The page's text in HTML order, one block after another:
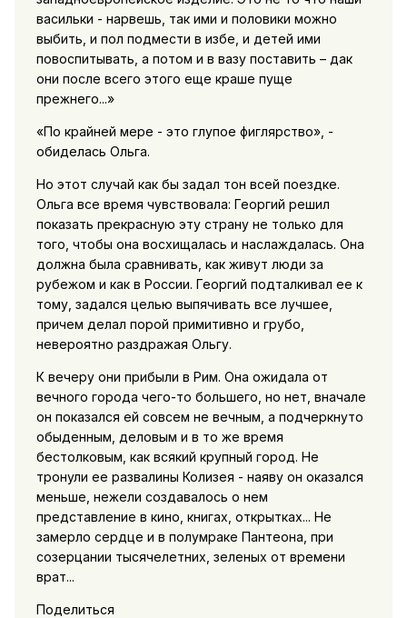
васильки - нарвешь, так ими и половики можно
выбить, и пол подмести в избе, и детей ими
повоспитывать, а потом и в вазу поставить – дaк
они после всего этого еще краше пуще
прежнего...»
«По крайней мере - это глупое фиглярство», -
обиделась Ольга.
Но этот случай как бы задал тон всей поездке.
Ольга все время чувствовала: Георгий решил
показать прекрасную эту страну не только для
того, чтобы она восхищалась и наслаждалась. Она
должна была сравнивать, как живут люди за
рубежом и как в России. Георгий подталкивал ее к
тому, задался целью выпячивать все лучшее,
причем делал порой примитивно и грубо,
невероятно раздражая Ольгу.
К вечеру они прибыли в Рим. Она ожидала от
вечного города чего-то большего, но нет, вначале
он показался ей совсем не вечным, а подчеркнуто
oбыденным, деловым и в то же время
бестолковым, как всякий крупный город. Не
тронули ее развалины Колизея - наяву он оказался
меньше, нежели создавалось о нем
представление в кино, книгах, открытках... Не
замерло сердце и в полумраке Пантеона, при
созерцании тысячелетних, зеленых от времени
врат...
Поделиться